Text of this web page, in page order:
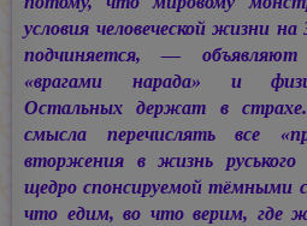
условия человеческой жизни
подчиняется, —
«врагами нарада» и
Остальных держат в
смысла перечислять все
вторжения в жизнь руського
щедро спонсируемой
что едим, во что верим, где